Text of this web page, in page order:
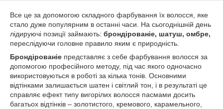
Все це за допомогою складного фарбування їх волосся, яке
стало дуже популярним в останні часи. На сьогоднішній день
лідируючі позиції займають: брондірованіе, шатуш, омбре,
переслідуючи головне правило яким є природність.
Брондірованіе представляє з себе фарбування волосся за
допомогою професійного методу, під час якого одночасно
використовуються в роботі за кілька тонів. Основними
відтінками залишається шатен і світлий тон, і в результаті це
справляє ефект типу вигорілих волосся пасмами досить
багатьох відтінків – золотистого, кремового, карамельного,